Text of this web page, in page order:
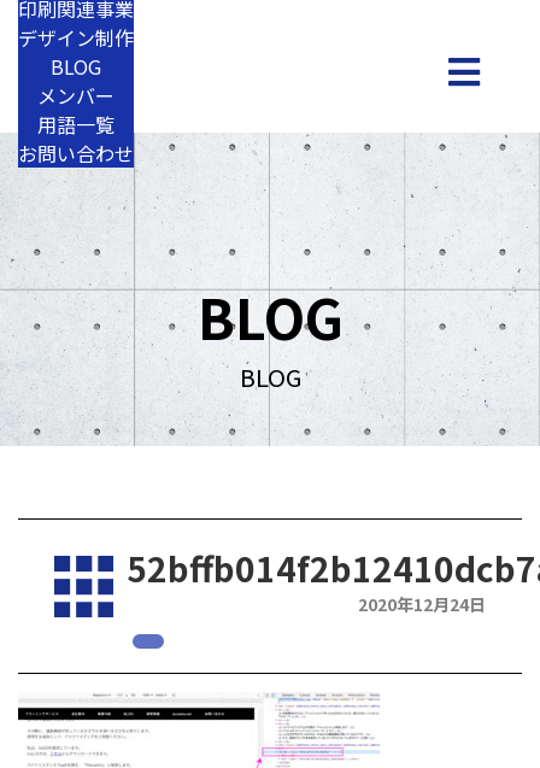
印刷関連事業
デザイン制作
BLOG
メンバー
用語一覧
お問い合わせ
BLOG
BLOG
2020年12月24日